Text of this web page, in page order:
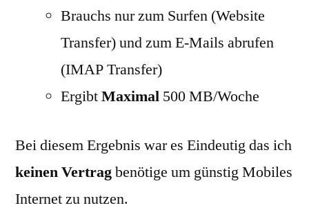
Brauchs nur zum Surfen (Website
Transfer) und zum E-Mails abrufen
(IMAP Transfer)
ErgibtMaximal 500 MB/Woche
Bei diesem Ergebnis war es Eindeutig das ich
keinen Vertragbenötige um günstig Mobiles
Internet zu nutzen.